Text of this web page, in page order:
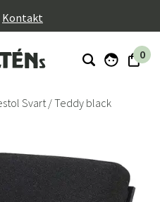
Kontakt
0
Svart / Teddy black